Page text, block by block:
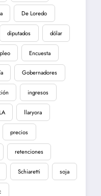
De Loredo
diputados dólar
Encuesta
Gobernadores
ingresos
llaryora
precios
retenciones
Schiaretti soja